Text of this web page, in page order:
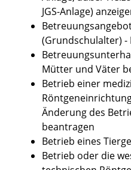
JGS-Anlage)
(Grundschulalter) -
Mütter und Väter
Betrieb einer
Änderung des
beantragen
Betrieb eines
Betrieb oder die